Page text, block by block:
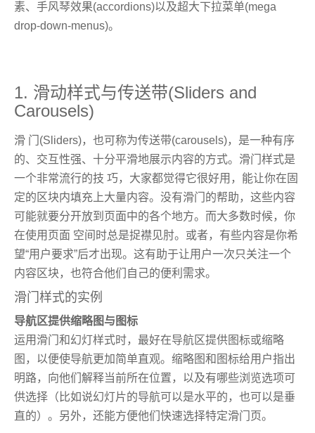
素、手风琴效果(accordions)以及超大下拉菜单(mega
drop-down-menus)。
1. 滑动样式与传送带(Sliders and
Carousels)
滑 门(Sliders)，也可称为传送带(carousels)，是一种有序
的、交互性强、十分平滑地展示内容的方式。滑门样式是
一个非常流行的技 巧，大家都觉得它很好用，能让你在固
定的区块内填充上大量内容。没有滑门的帮助，这些内容
可能就要分开放到页面中的各个地方。而大多数时候，你
在使用页面 空间时总是捉襟见肘。或者，有些内容是你希
望“用户要求”后才出现。这有助于让用户一次只关注一个
内容区块，也符合他们自己的便利需求。
滑门样式的实例
导航区提供缩略图与图标
运用滑门和幻灯样式时，最好在导航区提供图标或缩略
图，以便使导航更加简单直观。缩略图和图标给用户指出
明路，向他们解释当前所在位置，以及有哪些浏览选项可
供选择（比如说幻灯片的导航可以是水平的，也可以是垂
直的）。另外，还能方便他们快速选择特定滑门页。